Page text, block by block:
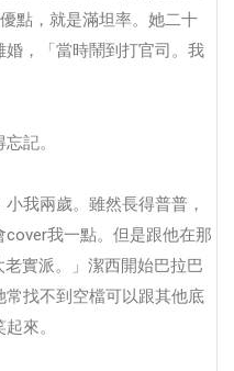
點，就是滿坦率。她二十
，「當時鬧到打官司。我
記。
小我兩歲。雖然長得普普，
我一點。但是跟他在那
實派。」潔西開始巴拉巴
找不到空檔可以跟其他底
來。